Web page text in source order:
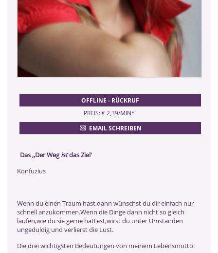
OFFLINE - RÜCKRUF
PREIS: € 2,39/MIN*
EMAIL SCHREIBEN
Das ,,Der Wegistdas Ziel'
Konfuzius
Wenn du einen Traum hast,dann wünschst du dir einfach nur
schnell anzukommen.Wenn die Dinge dann nicht so gleich
laufen,wie du sie gerne hättest,wirst du unter Umständen
ungeduldig und verlierst die Lust.
Die drei wichtigsten Bedeutungen von meinem Lebensmotto: